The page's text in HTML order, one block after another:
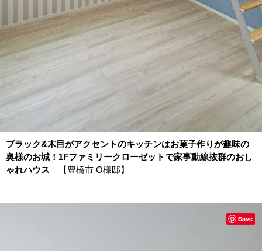
ブラック&木目がアクセントのキッチンはお菓子作りが趣味の
奥様のお城！1Fファミリークローゼットで家事動線抜群のおし
ゃれハウス 【豊橋市 O様邸】
Save